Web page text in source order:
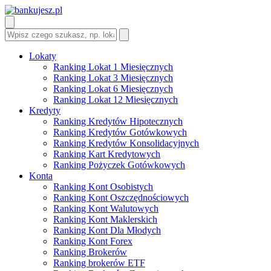
Lokaty
Ranking Lokat 1 Miesięcznych
Ranking Lokat 3 Miesięcznych
Ranking Lokat 6 Miesięcznych
Ranking Lokat 12 Miesięcznych
Kredyty
Ranking Kredytów Hipotecznych
Ranking Kredytów Gotówkowych
Ranking Kredytów Konsolidacyjnych
Ranking Kart Kredytowych
Ranking Pożyczek Gotówkowych
Konta
Ranking Kont Osobistych
Ranking Kont Oszczędnościowych
Ranking Kont Walutowych
Ranking Kont Maklerskich
Ranking Kont Dla Młodych
Ranking Kont Forex
Ranking Brokerów
Ranking brokerów ETF